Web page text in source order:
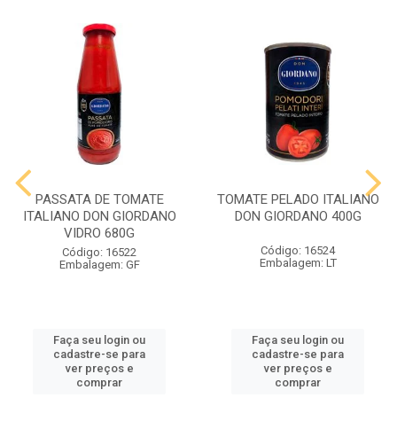
PASSATA DE TOMATE
ITALIANO DON GIORDANO
VIDRO 680G
Código: 16522
Embalagem: GF
Faça seu login ou
cadastre-se para
ver preços e
comprar
TOMATE PELADO ITALIANO
DON GIORDANO 400G
Código: 16524
Embalagem: LT
Faça seu login ou
cadastre-se para
ver preços e
comprar